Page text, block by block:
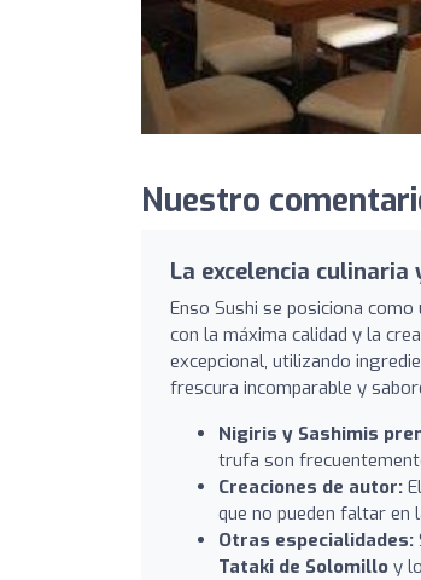
Nuestro
La excelencia
Enso Sushi se posiciona
con la máxima calidad y la
excepcional, utilizando
frescura incomparable y
Nigiris y Sashimis
trufa son
Creaciones de autor:
que no pueden faltar en
Otras especialidades:
Tataki de Solomillo y